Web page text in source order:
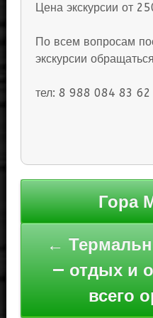
Цена экскурсии от
По всем вопросам
экскурсии
тел: 8 988 084 83
Навигация
по
записям
Гора
←
— отдых и
всего